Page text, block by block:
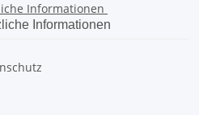
Informationen
Informationen